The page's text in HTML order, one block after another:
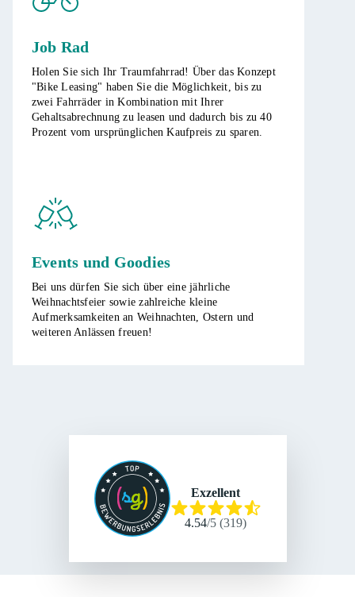
Job Rad
Holen Sie sich Ihr Traumfahrrad! Über das Konzept
"Bike Leasing" haben Sie die Möglichkeit, bis zu
zwei Fahrräder in Kombination mit Ihrer
Gehaltsabrechnung zu leasen und dadurch bis zu 40
Prozent vom ursprünglichen Kaufpreis zu sparen.
Events und Goodies
Bei uns dürfen Sie sich über eine jährliche
Weihnachtsfeier sowie zahlreiche kleine
Aufmerksamkeiten an Weihnachten, Ostern und
weiteren Anlässen freuen!
Exzellent
4.54/5 (319)